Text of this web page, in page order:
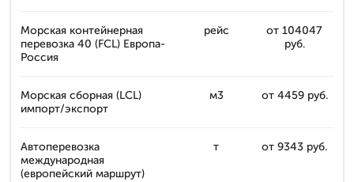
Морская контейнерная
перевозка 40 (FCL) Европа-
Россия
рейс
от 104047
руб.
Морская сборная (LCL)
импорт/экспорт
м3 от 4459 руб.
Автоперевозка
международная
(европейский маршрут)
т от 9343 руб.